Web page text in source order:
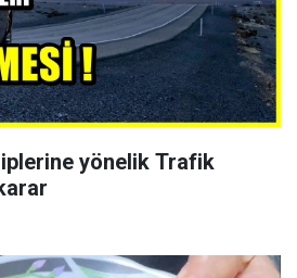
yönelik Trafik